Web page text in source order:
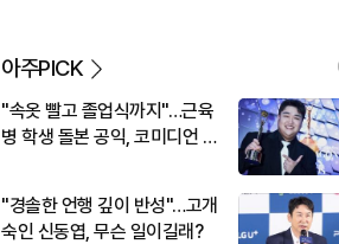
아주PICK
"속옷 빨고 졸업식까지"…근육
병 학생 돌본 공익, 코미디언 김
"경솔한 언행 깊이 반성"…고개
숙인 신동엽, 무슨 일이길래?